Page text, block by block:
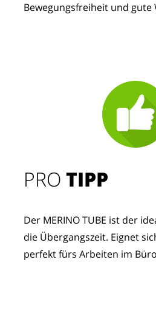
PROTIPP
Der MERINO TUBE ist der
die Übergangszeit. Eignet
perfekt fürs Arbeiten im
Bewegungsfreiheit und gute